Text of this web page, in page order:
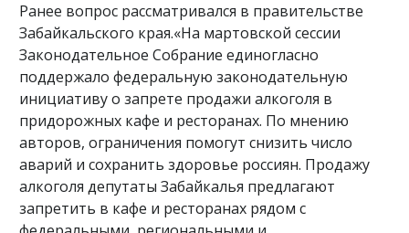
Ранее вопрос рассматривался в правительстве
Забайкальского края.«На мартовской сессии
Законодательное Собрание единогласно
поддержало федеральную законодательную
инициативу о запрете продажи алкоголя в
придорожных кафе и ресторанах. По мнению
авторов, ограничения помогут снизить число
аварий и сохранить здоровье россиян. Продажу
алкоголя депутаты Забайкалья предлагают
запретить в кафе и ресторанах рядом с